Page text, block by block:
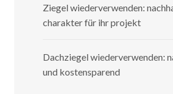
Ziegel wiederverwenden:
charakter für ihr projekt
Dachziegel wiederverwenden:
und kostensparend